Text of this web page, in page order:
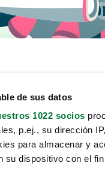
de sus datos
1022 socios
p.ej., su dirección
para almacenar y
su dispositivo con el
no